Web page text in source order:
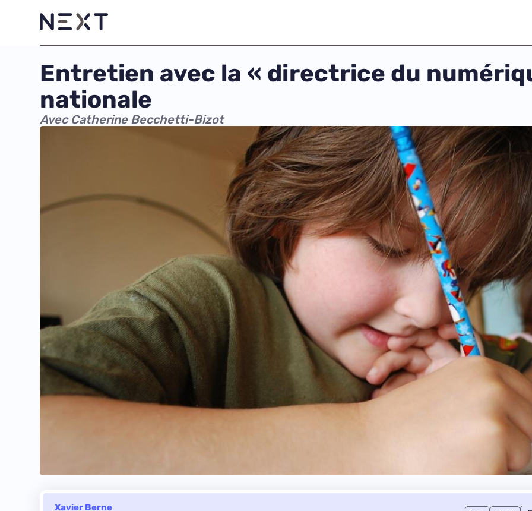
Entretien avec la « directrice du
nationale
Avec Catherine Becchetti-Bizot
Xavier Berne